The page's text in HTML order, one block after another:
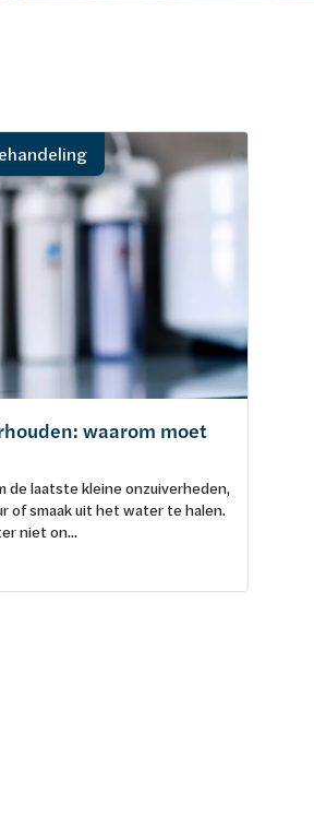
waarom moet
de laatste kleine onzuiverheden,
of smaak uit het water te halen.
niet on...